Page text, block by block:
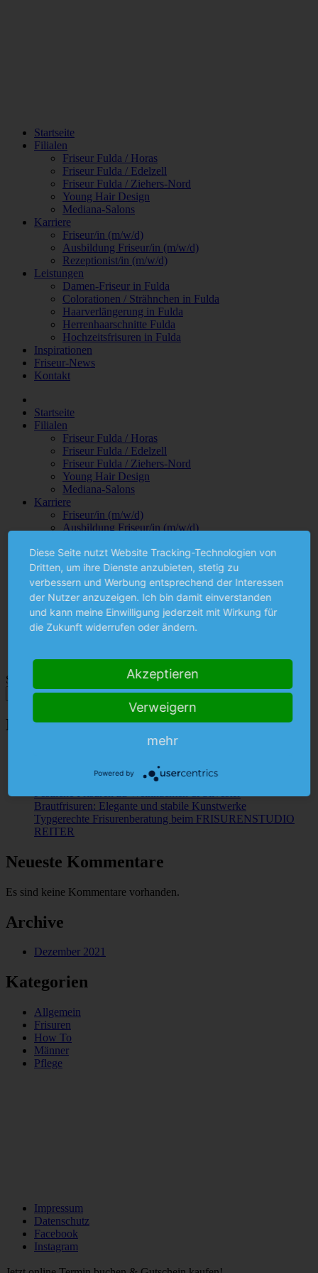
Startseite
Filialen
Friseur Fulda / Horas
Friseur Fulda / Edelzell
Friseur Fulda / Ziehers-Nord
Young Hair Design
Mediana-Salons
Karriere
Friseur/in (m/w/d)
Ausbildung Friseur/in (m/w/d)
Rezeptionist/in (m/w/d)
Leistungen
Damen-Friseur in Fulda
Colorationen / Strähnchen in Fulda
Haarverlängerung in Fulda
Herrenhaarschnitte Fulda
Hochzeitsfrisuren in Fulda
Inspirationen
Friseur-News
Kontakt
Startseite
Filialen
Friseur Fulda / Horas
Friseur Fulda / Edelzell
Friseur Fulda / Ziehers-Nord
Young Hair Design
Mediana-Salons
Karriere
Friseur/in (m/w/d)
Ausbildung Friseur/in (m/w/d)
Leistungen
Damen-Friseur in Fulda
Colorationen / Strähnchen in Fulda
Haarverlängerung in Fulda
Herrenhaarschnitte Fulda
Hochzeitsfrisuren in Fulda
Inspirationen
Suchen
Suchen
Neueste Beiträge
ENTDECKE DIE SCHÖNSTEN FESTIVAL-FRISUREN
– HIPPIE, HIPPIE, YEAH!
Brautfrisuren: Elegante und stabile Kunstwerke
Typgerechte Frisurenberatung beim FRISURENSTUDIO
REITER
Neueste Kommentare
Es sind keine Kommentare vorhanden.
Archive
Dezember 2021
Kategorien
Allgemein
Frisuren
How To
Männer
Pflege
Impressum
Datenschutz
Facebook
Instagram
Diese Seite nutzt Website Tracking-Technologien von
Dritten, um ihre Dienste anzubieten, stetig zu
verbessern und Werbung entsprechend der Interessen
der Nutzer anzuzeigen. Ich bin damit einverstanden
und kann meine Einwilligung jederzeit mit Wirkung für
die Zukunft widerrufen oder ändern.
Akzeptieren
Verweigern
mehr
Powered by